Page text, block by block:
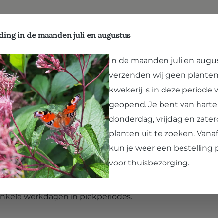
die worden opgehaald, we zijn blij met iedere
kunnen we dan weer besteden aan nieuwe planten
en bovendien kun je ons op de kwekerij
werkdagen in piekperiodes.
in de maanden juli en augustus
In de maanden juli en
verzenden wij geen
kwekerij is in deze periode
geopend. Je bent van
donderdag, vrijdag en
planten uit te zoeken.
kun je weer een bestelling
voor thuisbezorging.